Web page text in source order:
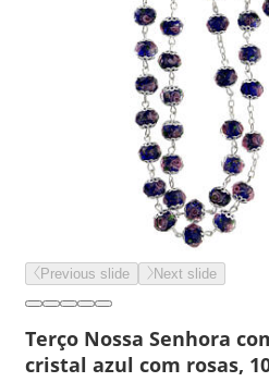
Previous slide Next slide
Terço Nossa Senhora
cristal azul com rosas,